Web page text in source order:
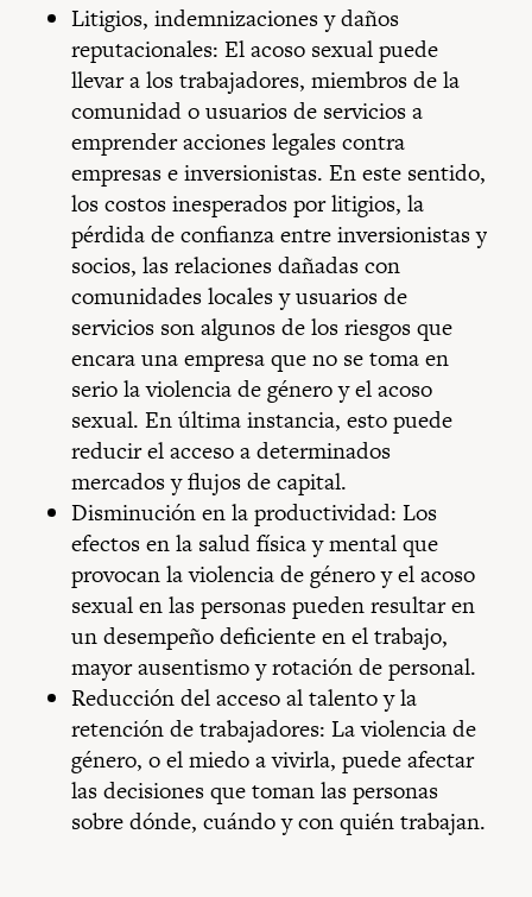
Litigios, indemnizaciones y daños
reputacionales: El acoso sexual puede
llevar a los trabajadores, miembros de la
comunidad o usuarios de servicios a
emprender acciones legales contra
empresas e inversionistas. En este sentido,
los costos inesperados por litigios, la
pérdida de confianza entre inversionistas y
socios, las relaciones dañadas con
comunidades locales y usuarios de
servicios son algunos de los riesgos que
encara una empresa que no se toma en
serio la violencia de género y el acoso
sexual. En última instancia, esto puede
reducir el acceso a determinados
mercados y flujos de capital.
Disminución en la productividad: Los
efectos en la salud física y mental que
provocan la violencia de género y el acoso
sexual en las personas pueden resultar en
un desempeño deficiente en el trabajo,
mayor ausentismo y rotación de personal.
Reducción del acceso al talento y la
retención de trabajadores: La violencia de
género, o el miedo a vivirla, puede afectar
las decisiones que toman las personas
sobre dónde, cuándo y con quién trabajan.